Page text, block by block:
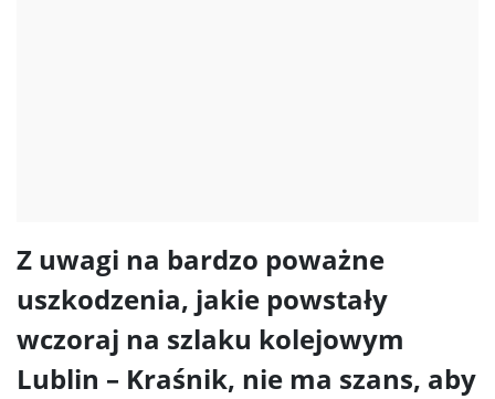
Z uwagi na bardzo poważne
uszkodzenia, jakie powstały
wczoraj na szlaku kolejowym
Lublin – Kraśnik, nie ma szans, aby